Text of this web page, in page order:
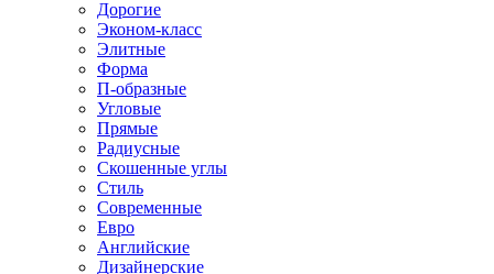
Дорогие
Эконом-класс
Элитные
Форма
П-образные
Угловые
Прямые
Радиусные
Скошенные углы
Стиль
Современные
Евро
Английские
Дизайнерские